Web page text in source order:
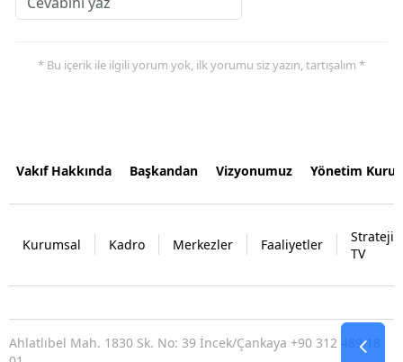
* Bu içerik ile ilgili yorum yok, ilk yorumu siz yazın, tartışalım *
Vakıf Hakkında Başkandan Vizyonumuz Yönetim
Kurumsal Kadro Merkezler Faaliyetler
Strateji
TV
Ahlatlıbel Mah. 1830 Sk. No: 39 İncek/Çankaya +90 312 489 18